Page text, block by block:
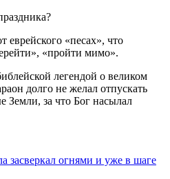
еврейского «песах», что
«пройти мимо».
легендой о великом
долго не желал отпускать
Земли, за что Бог насылал
засверкал огнями и уже в шаге